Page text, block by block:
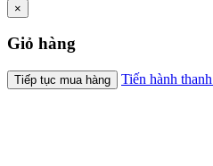
×
Giỏ hàng
Tiếp tục mua hàng Tiến hành